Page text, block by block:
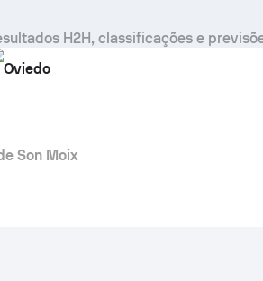
H2H, classificações e
Oviedo
Son Moix